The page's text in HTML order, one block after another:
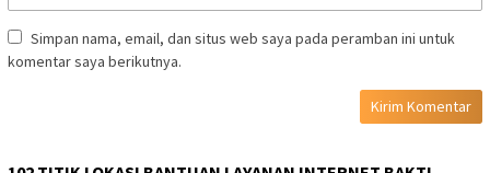
Simpan nama, email, dan situs web saya pada peramban ini untuk
komentar saya berikutnya.